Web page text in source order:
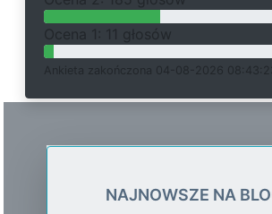
O
a 1: 11 głosów
Ankieta a a 04-08-2026 08:43:23
NAJNOWSZE NA